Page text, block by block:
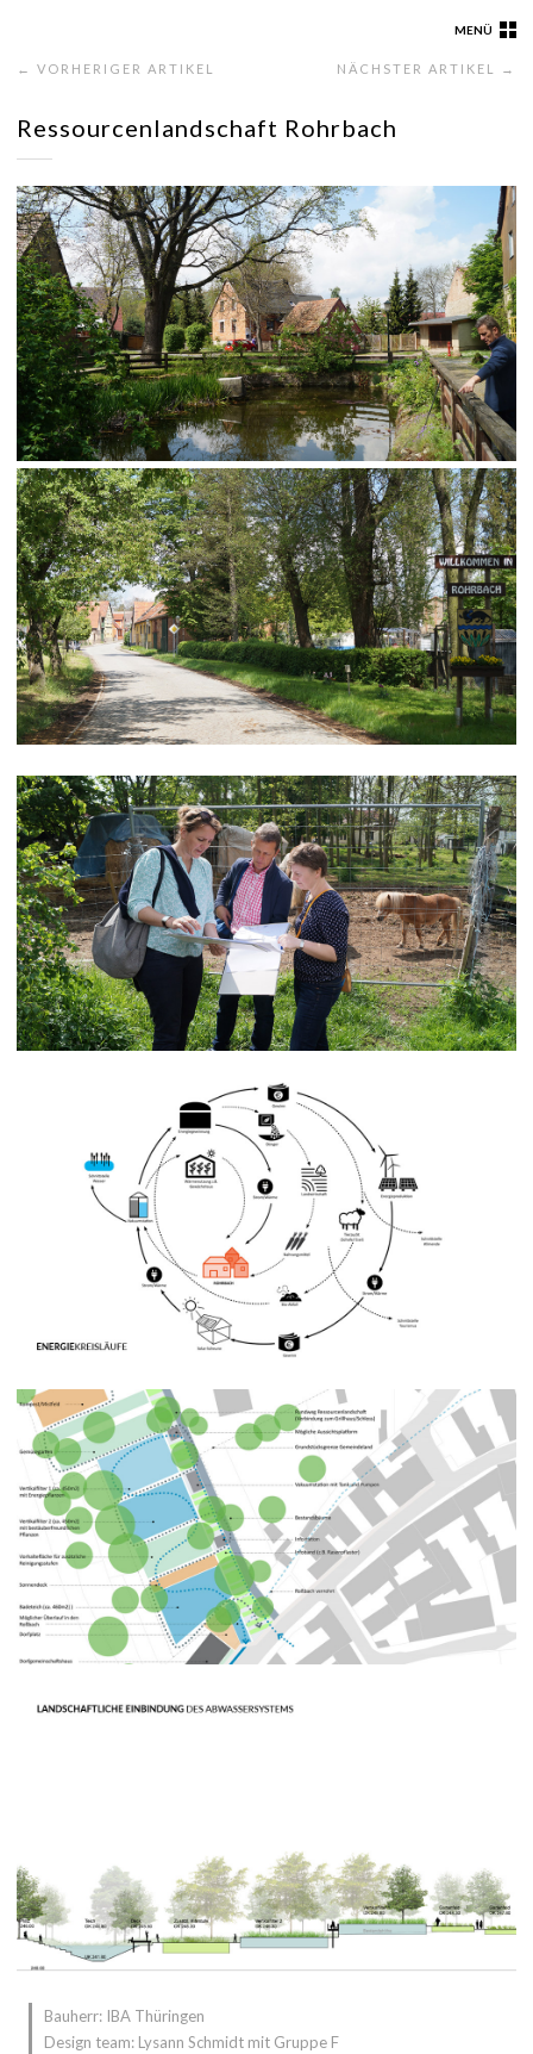
MENÜ
← VORHERIGER ARTIKEL NÄCHSTER ARTIKEL →
Ressourcenlandschaft Rohrbach
Bauherr: IBA Thüringen
Design team: Lysann Schmidt mit Gruppe F